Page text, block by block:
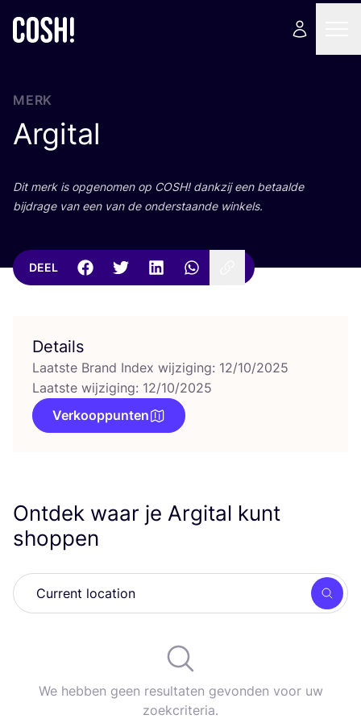
MERK
Argital
Dit merk is opge­no­men op COSH! dank­zij een betaal­de
bij­dra­ge van een van de onder­staan­de winkels.
DEEL
Details
Laatste Brand Index wijziging: 12/10/2025
Laatste wijziging: 12/10/2025
Verkooppunten
Ontdek waar je Argital kunt
shoppen
Zoek
We hebben geen resultaten gevonden voor uw
zoekcriteria.